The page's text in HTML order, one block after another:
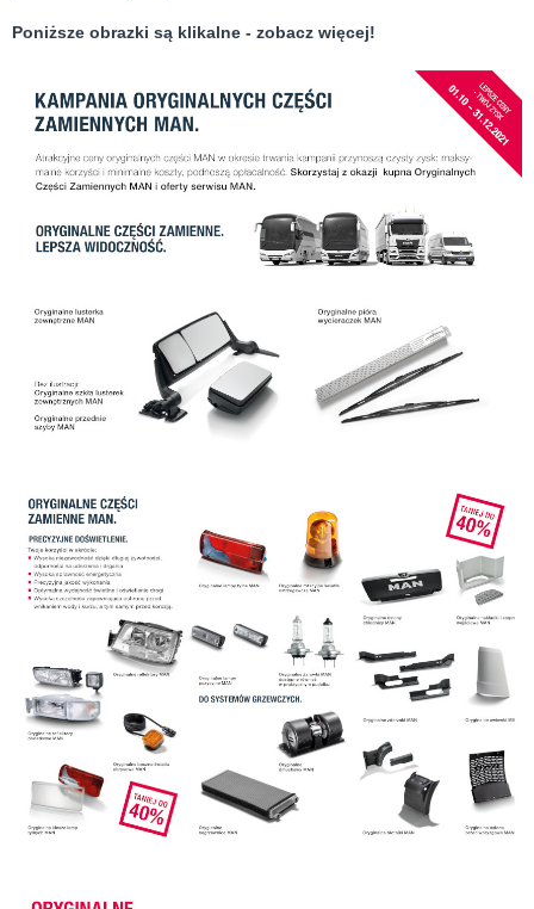
Poniższe obrazki są klikalne - zobacz więcej!